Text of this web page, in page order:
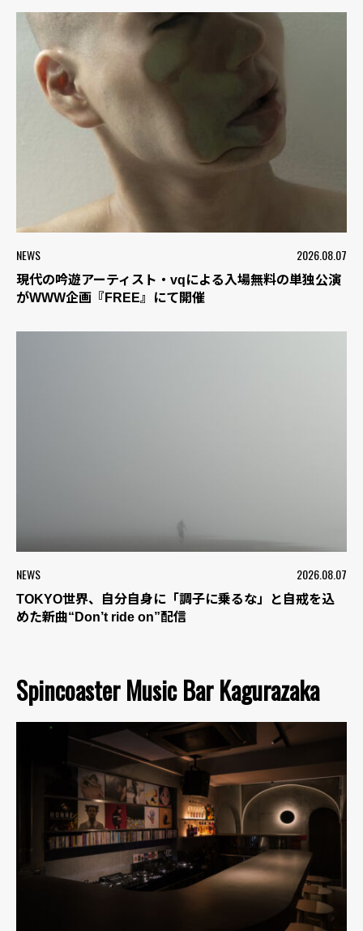
NEWS 2026.08.07
現代の吟遊アーティスト・vqによる入場無料の単独公演
がWWW企画『FREE』にて開催
NEWS 2026.08.07
TOKYO世界、自分自身に「調子に乗るな」と自戒を込
めた新曲“Don’t ride on”配信
Spincoaster Music Bar Kagurazaka